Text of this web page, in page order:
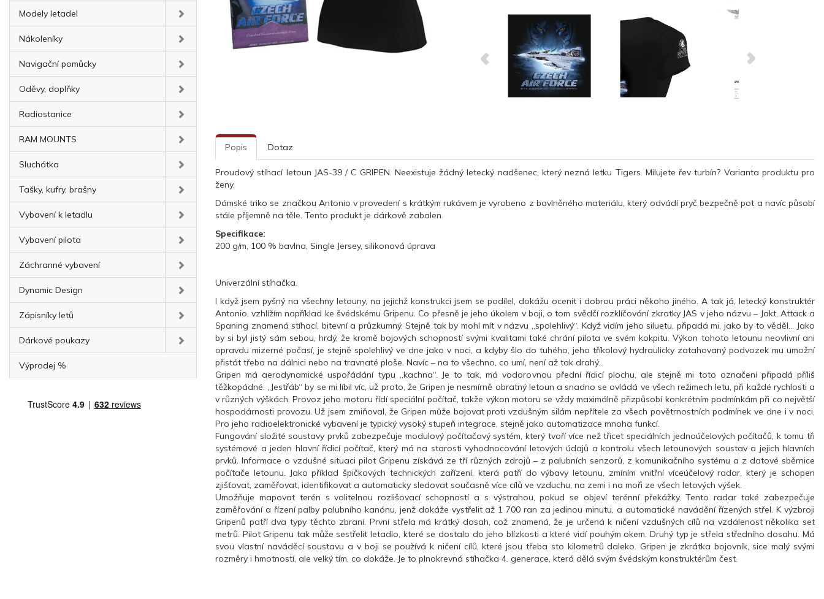
Modely letadel
Nákoleníky
Navigační pomůcky
Oděvy, doplňky
Radiostanice
RAM MOUNTS
Sluchátka
Tašky, kufry, brašny
Vybavení k letadlu
Vybavení pilota
Záchranné vybavení
Dynamic Design
Zápisníky letů
Dárkové poukazy
Výprodej %
Popis Dotaz
Proudový stíhací letoun JAS-39 / C GRIPEN. Neexistuje žádný letecký nadšenec, který nezná letku Tigers. Milujete řev turbín? Varianta produktu pro
ženy.
Dámské triko se značkou Antonio v provedení s krátkým rukávem je vyrobeno z bavlněného materiálu, který odvádí pryč bezpečně pot a navíc působí
stále příjemně na těle. Tento produkt je dárkově zabalen.
Specifikace:
200 g/m, 100 % bavlna, Single Jersey, silikonová úprava
Univerzální stíhačka.
I když jsem pyšný na všechny letouny, na jejichž konstrukci jsem se podílel, dokážu ocenit i dobrou práci někoho jiného. A tak já, letecký konstruktér
Antonio, vzhlížím například ke švédskému Gripenu. Co přesně je jeho úkolem v boji, o tom svědčí rozklíčování zkratky JAS v jeho názvu – Jakt, Attack a
Spaning znamená stíhací, bitevní a průzkumný. Stejně tak by mohl mít v názvu „spolehlivý“. Když vidím jeho siluetu, připadá mi, jako by to věděl… Jako
by si byl jistý sám sebou, hrdý, že kromě bojových schopností svými kvalitami také chrání pilota ve svém kokpitu. Výkon tohoto letounu neovlivní ani
opravdu mizerné počasí, je stejně spolehlivý ve dne jako v noci, a kdyby šlo do tuhého, jeho tříkolový hydraulicky zatahovaný podvozek mu umožní
přistát třeba na dálnici nebo na travnaté ploše. Navíc – na to všechno, co umí, není až tak drahý…
Gripen má aerodynamické uspořádání typu „kachna“. Je to tak, má vodorovnou přední řídicí plochu, ale stejně mi toto označení připadá příliš
těžkopádné. „Jestřáb“ by se mi líbil víc, už proto, že Gripen je nesmírně obratný letoun a snadno se ovládá ve všech režimech letu, při každé rychlosti a
v různých výškách. Provoz jeho motoru řídí speciální počítač, takže výkon motoru se vždy maximálně přizpůsobí konkrétním podmínkám při co největší
hospodárnosti provozu. Už jsem zmiňoval, že Gripen může bojovat proti vzdušným silám nepřítele za všech povětrnostních podmínek ve dne i v noci.
Pro jeho radioelektronické vybavení je typický vysoký stupeň integrace, stejně jako automatizace mnoha funkcí.
Fungování složité soustavy prvků zabezpečuje modulový počítačový systém, který tvoří více než třicet speciálních jednoúčelových počítačů, k tomu tři
systémové a jeden hlavní řídicí počítač, který má na starosti vyhodnocování letových údajů a kontrolu všech letounových soustav a jejich hlavních
prvků. Informace o vzdušné situaci pilot Gripenu získává ze tří různých zdrojů – z palubních senzorů, z komunikačního systému a z datové sběrnice
počítače letounu. Jako příklad špičkových technických zařízení, která patří do výbavy letounu, zmíním vnitřní víceúčelový radar, který je schopen
zjišťovat, zaměřovat, identifikovat a automaticky sledovat současně více cílů ve vzduchu, na zemi i na moři ze všech letových výšek.
Umožňuje mapovat terén s volitelnou rozlišovací schopností a s výstrahou, pokud se objeví terénní překážky. Tento radar také zabezpečuje
zaměřování a řízení palby palubního kanónu, jenž dokáže vystřelit až 1 700 ran za jedinou minutu, a automatické navádění řízených střel. K výzbroji
Gripenů patří dva typy těchto zbraní. První střela má krátký dosah, což znamená, že je určená k ničení vzdušných cílů na vzdálenost několika set
metrů. Pilot Gripenu tak může sestřelit letadlo, které se dostalo do jeho blízkosti a které vidí pouhým okem. Druhý typ je střela středního dosahu. Má
svou vlastní naváděcí soustavu a v boji se používá k ničení cílů, které jsou třeba sto kilometrů daleko. Gripen je zkrátka bojovník, sice malý svými
rozměry i hmotností, ale velký tím, co dokáže. Je to plnokrevná stíhačka 4. generace, která dělá svým švédským konstruktérům čest.